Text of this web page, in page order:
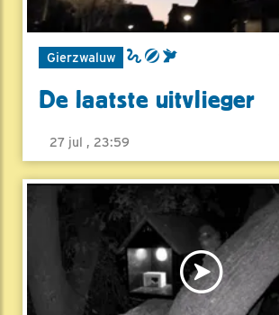
Gierzwaluw
De laatste uitvlieger
27 jul , 23:59